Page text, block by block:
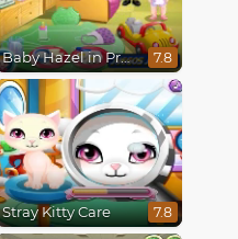
Baby Hazel in Preschool 7.8
Stray Kitty Care 7.8